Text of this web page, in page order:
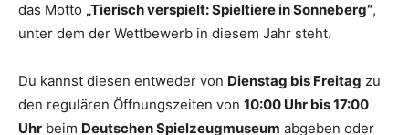
das Motto „Tierisch verspielt: Spieltiere in Sonneberg“,
unter dem der Wettbewerb in diesem Jahr steht.
Du kannst diesen entweder von Dienstag bis Freitag zu
den regulären Öffnungszeiten von 10:00 Uhr bis 17:00
Uhr beim Deutschen Spielzeugmuseum abgeben oder